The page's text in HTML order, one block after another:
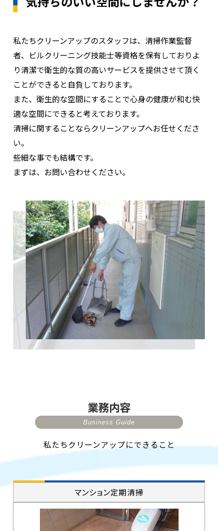
プライバシー・ポリシー
お問い合わせフォーム
042-390-7800
私たちクリーンアップのスタッフは、清掃作業監督
者、ビルクリーニング技能士等資格を保有しておりよ
り清潔で衛生的な質の高いサービスを提供させて頂く
ことができると自負しております。
また、衛生的な空間にすることで心身の健康が和む快
適な空間にできると考えております。
清掃に関することならクリーンアップへお任せくださ
い。
些細な事でも結構です。
まずは、お問い合わせください。
業務内容
Business Guide
私たちクリーンアップにできること
マンション定期清掃